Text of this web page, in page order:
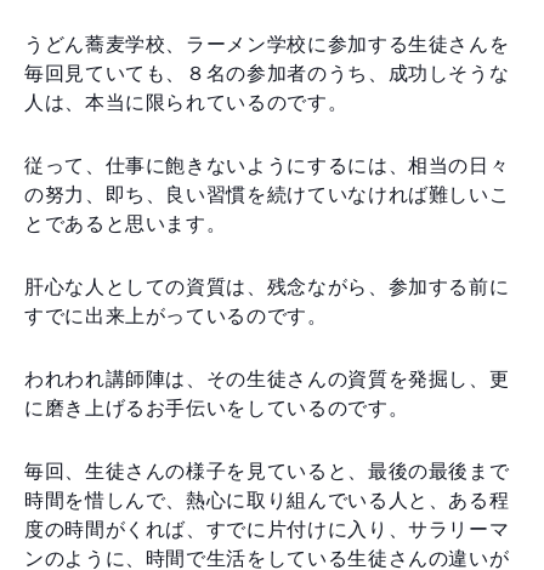
うどん蕎麦学校、ラーメン学校に参加する生徒さんを
毎回見ていても、８名の参加者のうち、成功しそうな
人は、本当に限られているのです。
従って、仕事に飽きないようにするには、相当の日々
の努力、即ち、良い習慣を続けていなければ難しいこ
とであると思います。
肝心な人としての資質は、残念ながら、参加する前に
すでに出来上がっているのです。
われわれ講師陣は、その生徒さんの資質を発掘し、更
に磨き上げるお手伝いをしているのです。
毎回、生徒さんの様子を見ていると、最後の最後まで
時間を惜しんで、熱心に取り組んでいる人と、ある程
度の時間がくれば、すでに片付けに入り、サラリーマ
ンのように、時間で生活をしている生徒さんの違いが